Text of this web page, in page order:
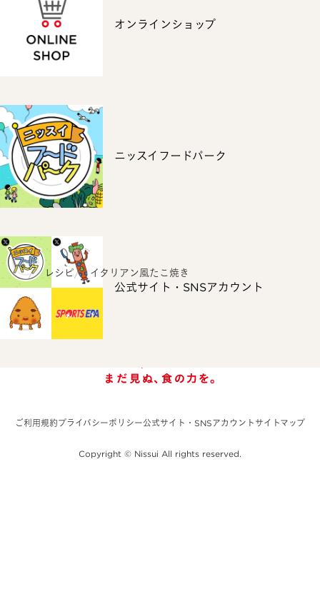
オンラインショップ
ニッスイフードパーク
公式サイト・SNSアカウント
ホーム レシピ イタリアン風たこ焼き
ご利用規約プライバシーポリシー公式サイト・SNSアカウント サイトマップ
Copyright © Nissui All rights reserved.